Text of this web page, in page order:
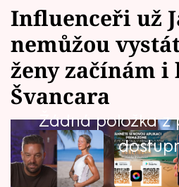
Témata
Celebrity
Vztahy
Seriály
Influenceři už
nemůžou
ženy začínám
Švancara
Žádná položka z